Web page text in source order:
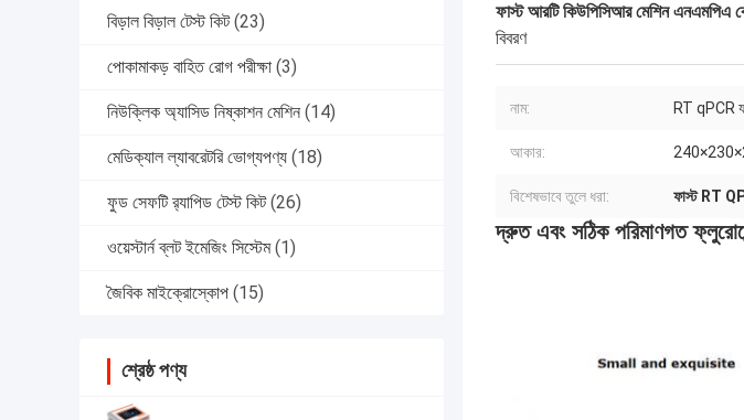
বিড়াল বিড়াল টেস্ট কিট (23)
পোকামাকড় বাহিত রোগ পরীক্ষা (3)
নিউক্লিক অ্যাসিড নিষ্কাশন মেশিন (14)
মেডিক্যাল ল্যাবরেটরি ভোগ্যপণ্য (18)
ফুড সেফটি র‍্যাপিড টেস্ট কিট (26)
ওয়েস্টার্ন ব্লট ইমেজিং সিস্টেম (1)
জৈবিক মাইক্রোস্কোপ (15)
শ্রেষ্ঠ পণ্য
ফাস্ট আরটি কিউপিসিআর মেশিন এনএমপিএ
বিবরণ
নাম: RT qPCR
আকার:
বিশেষভাবে তুলে ধরা: ফাস্ট RT
দ্রুত এবং সঠিক পরিমাণগত